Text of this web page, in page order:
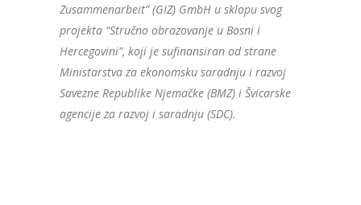
Zusammenarbeit” (GIZ) GmbH u sklopu svog
projekta “Stručno obrazovanje u Bosni i
Hercegovini”, koji je sufinansiran od strane
Ministarstva za ekonomsku saradnju i razvoj
Savezne Republike Njemačke (BMZ) i Švicarske
agencije za razvoj i saradnju (SDC).